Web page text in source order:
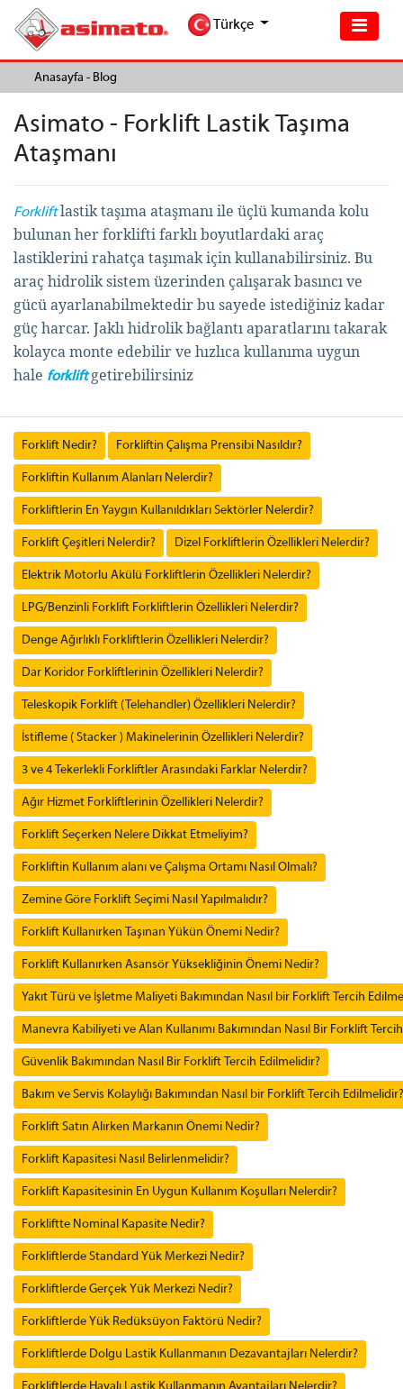
Türkçe
Anasayfa - Blog
Asimato - Forklift Lastik Taşıma
Ataşmanı
Forkliftlastik taşıma ataşmanı ile üçlü kumanda kolu
bulunan her forklifti farklı boyutlardaki araç
lastiklerini rahatça taşımak için kullanabilirsiniz. Bu
araç hidrolik sistem üzerinden çalışarak basıncı ve
gücü ayarlanabilmektedir bu sayede istediğiniz kadar
güç harcar. Jaklı hidrolik bağlantı aparatlarını takarak
kolayca monte edebilir ve hızlıca kullanıma uygun
hale forkliftgetirebilirsiniz
Forklift Nedir? Forkliftin Çalışma Prensibi Nasıldır?
Forkliftin Kullanım Alanları Nelerdir?
Forkliftlerin En Yaygın Kullanıldıkları Sektörler Nelerdir?
Forklift Çeşitleri Nelerdir? Dizel Forkliftlerin Özellikleri Nelerdir?
Elektrik Motorlu Akülü Forkliftlerin Özellikleri Nelerdir?
LPG/Benzinli Forklift Forkliftlerin Özellikleri Nelerdir?
Denge Ağırlıklı Forkliftlerin Özellikleri Nelerdir?
Dar Koridor Forkliftlerinin Özellikleri Nelerdir?
Teleskopik Forklift (Telehandler) Özellikleri Nelerdir?
İstifleme ( Stacker ) Makinelerinin Özellikleri Nelerdir?
3 ve 4 Tekerlekli Forkliftler Arasındaki Farklar Nelerdir?
Ağır Hizmet Forkliftlerinin Özellikleri Nelerdir?
Forklift Seçerken Nelere Dikkat Etmeliyim?
Forkliftin Kullanım alanı ve Çalışma Ortamı Nasıl Olmalı?
Zemine Göre Forklift Seçimi Nasıl Yapılmalıdır?
Forklift Kullanırken Taşınan Yükün Önemi Nedir?
Forklift Kullanırken Asansör Yüksekliğinin Önemi Nedir?
Yakıt Türü ve İşletme Maliyeti Bakımından Nasıl bir Forklift Tercih
Manevra Kabiliyeti ve Alan Kullanımı Bakımından Nasıl Bir Forklift
Güvenlik Bakımından Nasıl Bir Forklift Tercih Edilmelidir?
Bakım ve Servis Kolaylığı Bakımından Nasıl bir Forklift Tercih Edilmelidir?
Forklift Satın Alırken Markanın Önemi Nedir?
Forklift Kapasitesi Nasıl Belirlenmelidir?
Forklift Kapasitesinin En Uygun Kullanım Koşulları Nelerdir?
Forkliftte Nominal Kapasite Nedir?
Forkliftlerde Standard Yük Merkezi Nedir?
Forkliftlerde Gerçek Yük Merkezi Nedir?
Forkliftlerde Yük Redüksüyon Faktörü Nedir?
Forkliftlerde Dolgu Lastik Kullanmanın Dezavantajları Nelerdir?